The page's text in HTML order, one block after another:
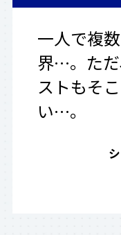
一人で複
界…。ただ
ストもそ
い…。